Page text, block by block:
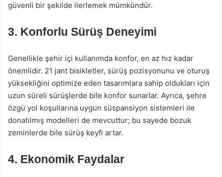
güvenli bir şekilde ilerlemek mümkündür.
3. Konforlu Sürüş Deneyimi
Genellikle şehir içi kullanımda konfor, en az hız kadar
önemlidir. 21 jant bisikletler, sürüş pozisyonunu ve oturuş
yüksekliğini optimize eden tasarımlara sahip oldukları için
uzun süreli sürüşlerde bile konfor sunarlar. Ayrıca, şehre
özgü yol koşullarına uygun süspansiyon sistemleri ile
donatılmış modelleri de mevcuttur; bu sayede bozuk
zeminlerde bile sürüş keyfi artar.
4. Ekonomik Faydalar